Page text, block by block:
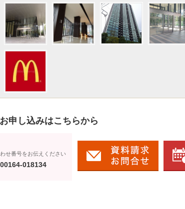
申し込みはこちらから
せ番号をお伝えください
018134